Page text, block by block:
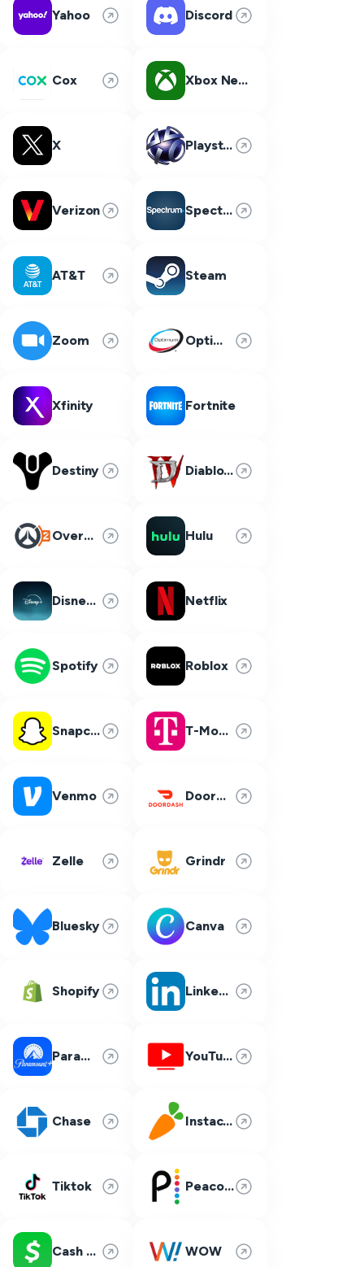
Yahoo Discord
Cox Xbox Network
X Playstation Network
Verizon Spectrum
AT&T Steam
Zoom Optimum
Xfinity Fortnite
Destiny Diablo 4
Overwatch 2 Hulu
Disney Plus Netflix
Spotify Roblox
Snapchat T-Mobile
Venmo DoorDash
Zelle Grindr
Bluesky Canva
Shopify LinkedIn
Paramount Plus YouTube TV
Chase Instacart
Tiktok Peacock
Cash App WOW